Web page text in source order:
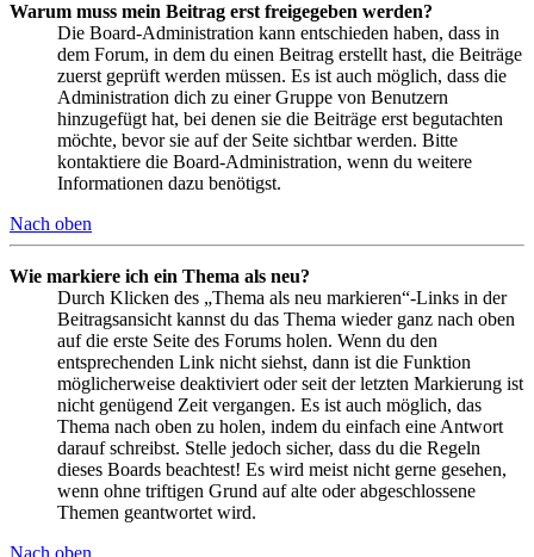
Warum muss mein Beitrag erst freigegeben werden?
Die Board-Administration kann entschieden haben, dass in
dem Forum, in dem du einen Beitrag erstellt hast, die Beiträge
zuerst geprüft werden müssen. Es ist auch möglich, dass die
Administration dich zu einer Gruppe von Benutzern
hinzugefügt hat, bei denen sie die Beiträge erst begutachten
möchte, bevor sie auf der Seite sichtbar werden. Bitte
kontaktiere die Board-Administration, wenn du weitere
Informationen dazu benötigst.
Nach oben
Wie markiere ich ein Thema als neu?
Durch Klicken des „Thema als neu markieren“-Links in der
Beitragsansicht kannst du das Thema wieder ganz nach oben
auf die erste Seite des Forums holen. Wenn du den
entsprechenden Link nicht siehst, dann ist die Funktion
möglicherweise deaktiviert oder seit der letzten Markierung ist
nicht genügend Zeit vergangen. Es ist auch möglich, das
Thema nach oben zu holen, indem du einfach eine Antwort
darauf schreibst. Stelle jedoch sicher, dass du die Regeln
dieses Boards beachtest! Es wird meist nicht gerne gesehen,
wenn ohne triftigen Grund auf alte oder abgeschlossene
Themen geantwortet wird.